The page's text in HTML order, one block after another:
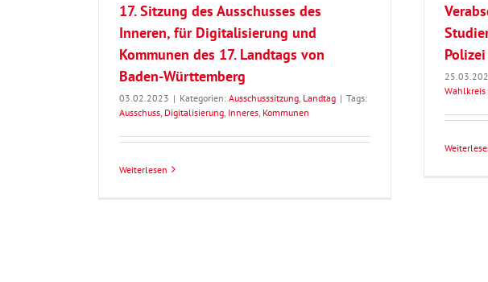
17. Sitzung des Ausschusses des
Inneren, für Digitalisierung und
Kommunen des 17. Landtags von
Baden-Württemberg
03.02.2023 | Kategorien: Ausschusssitzung Landtag | Tags:
Ausschuss Digitalisierung Inneres Kommunen
Weiterlesen
Polizei
Wahlkreis